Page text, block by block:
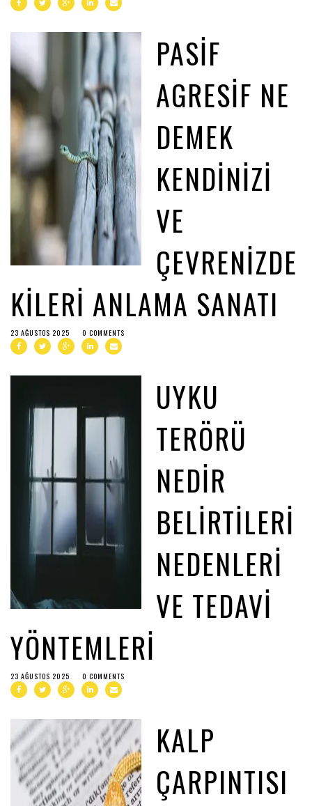
PASIF
AGRESIF NE
DEMEK
KENDINIZI
VE
ÇEVRENIZDE
KILERI ANLAMA SANATI
23 AĞUSTOS 2025 0 COMMENTS
UYKU
TERÖRÜ
NEDIR
BELIRTILERI
NEDENLERI
VE TEDAVI
YÖNTEMLERI
23 AĞUSTOS 2025 0 COMMENTS
KALP
ÇARPINTISI